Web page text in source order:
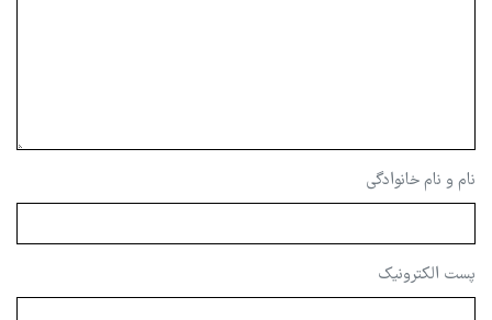
نام و نام خانوادگی
پست الکترونیک